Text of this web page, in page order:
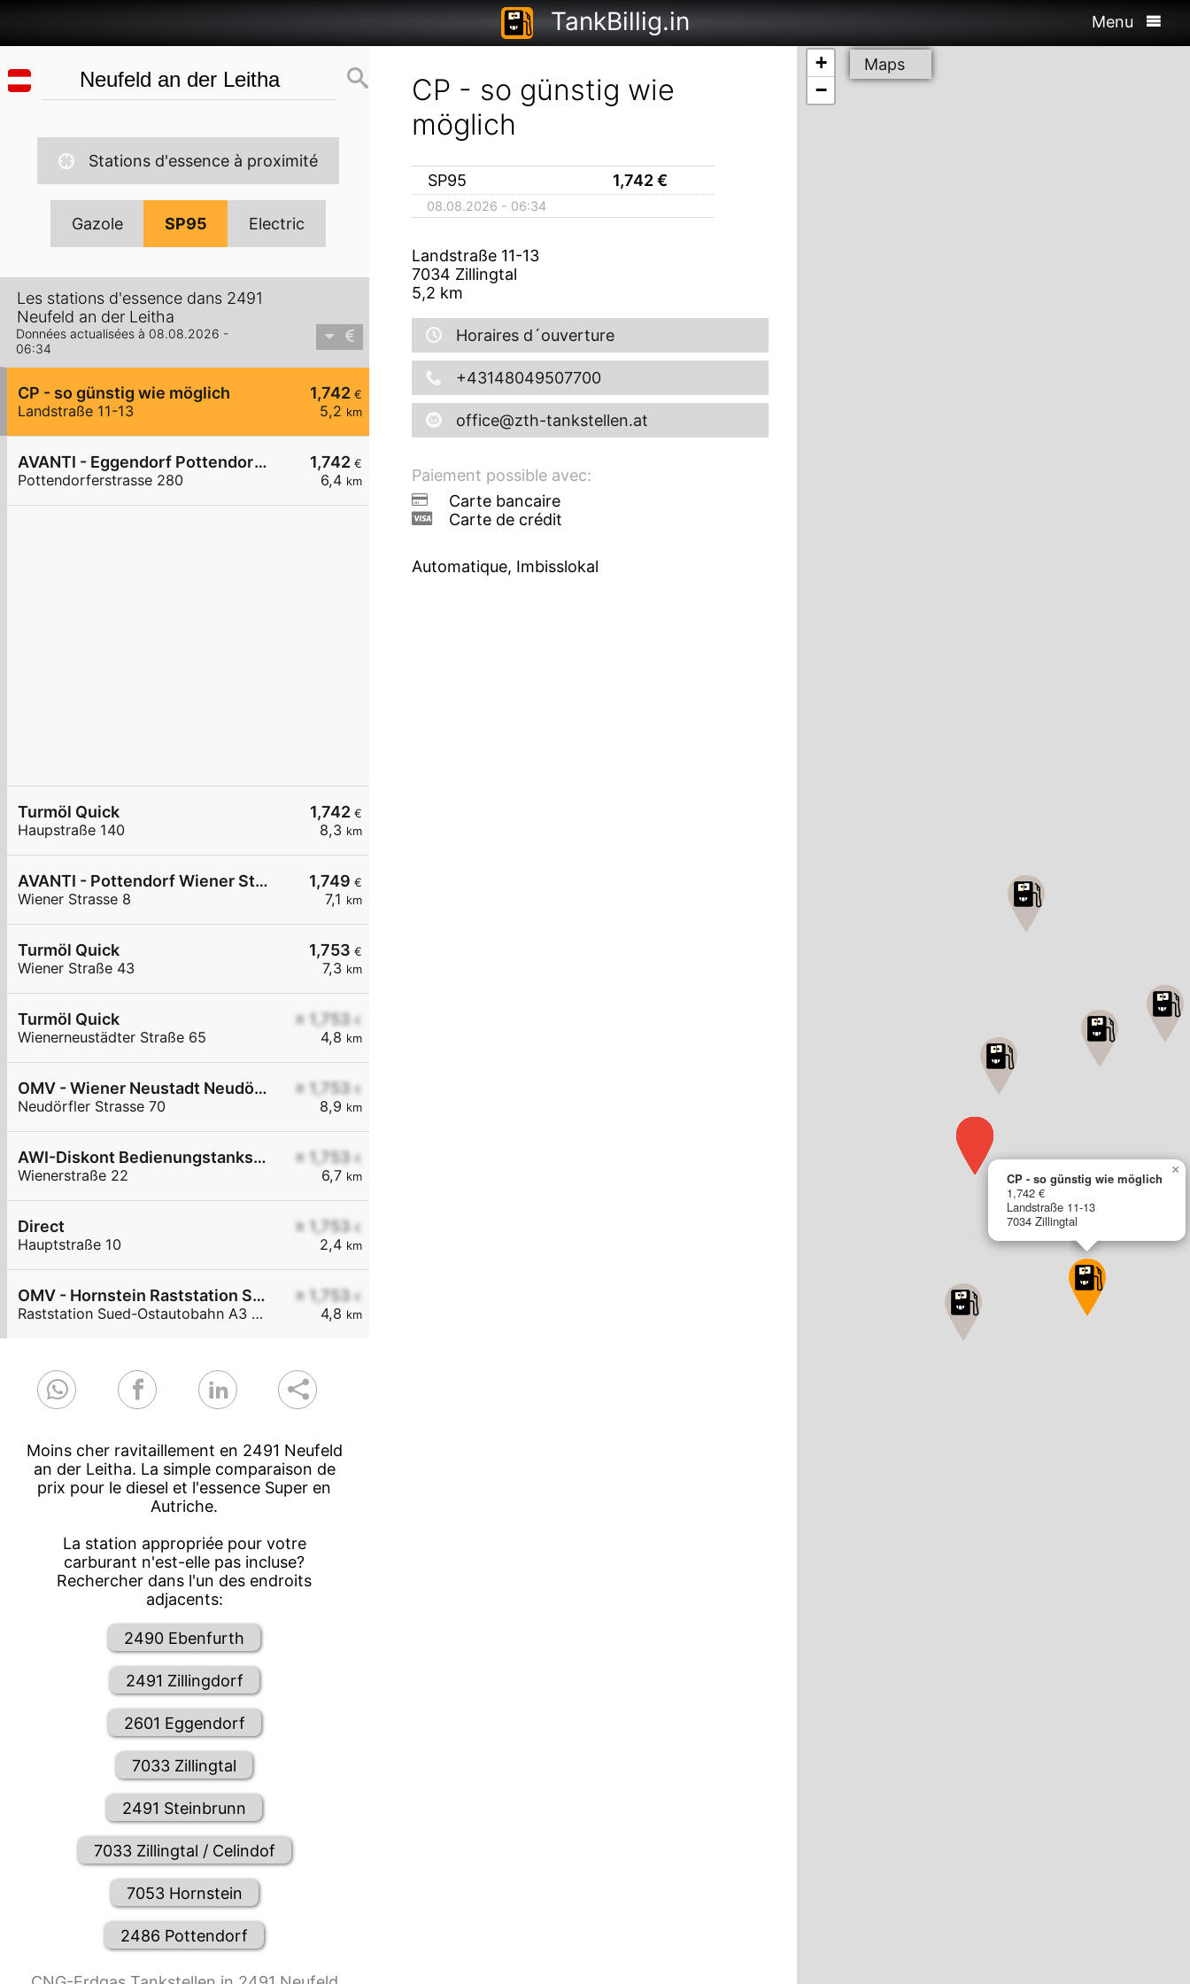
TankBillig.in Menu
Stations d'essence à proximité
Gazole SP95 Electric
Les stations d'essence dans 2491
Neufeld an der Leitha
Données actualisées à 08.08.2026 -
06:34
1,742 €
5,2 km
CP - so günstig wie möglich
Landstraße 11-13
1,742 €
6,4 km
AVANTI - Eggendorf Pottendorferstraße 280
Pottendorferstrasse 280
1,742 €
8,3 km
Turmöl Quick
Haupstraße 140
1,749 €
7,1 km
AVANTI - Pottendorf Wiener Straße 8
Wiener Strasse 8
1,753 €
7,3 km
Turmöl Quick
Wiener Straße 43
≥ 1,753 €
4,8 km
Turmöl Quick
Wienerneustädter Straße 65
≥ 1,753 €
8,9 km
OMV - Wiener Neustadt Neudörfler Straße 70
Neudörfler Strasse 70
≥ 1,753 €
6,7 km
AWI-Diskont Bedienungstankstelle
Wienerstraße 22
≥ 1,753 €
2,4 km
Direct
Hauptstraße 10
≥ 1,753 €
4,8 km
OMV - Hornstein Raststation Süd-Ostautobahn A3 KM 27,6
Raststation Sued-Ostautobahn A3 KM 27,6
Moins cher ravitaillement en 2491 Neufeld
an der Leitha. La simple comparaison de
prix pour le diesel et l'essence Super en
Autriche.
La station appropriée pour votre
carburant n'est-elle pas incluse?
Rechercher dans l'un des endroits
adjacents:
2490 Ebenfurth
2491 Zillingdorf
2601 Eggendorf
7033 Zillingtal
2491 Steinbrunn
7033 Zillingtal / Celindof
7053 Hornstein
2486 Pottendorf
CP - so günstig wie
möglich
SP95 1,742€
08.08.2026 - 06:34
Landstraße 11-13
7034 Zillingtal
5,2 km
Horaires d´ouverture
+43148049507700
office@zth-tankstellen.at
Paiement possible avec:
Carte bancaire
Carte de crédit
Automatique, Imbisslokal
CP - so günstig wie möglich
1,742 €
Landstraße 11-13
7034 Zillingtal
×
+
−
Maps